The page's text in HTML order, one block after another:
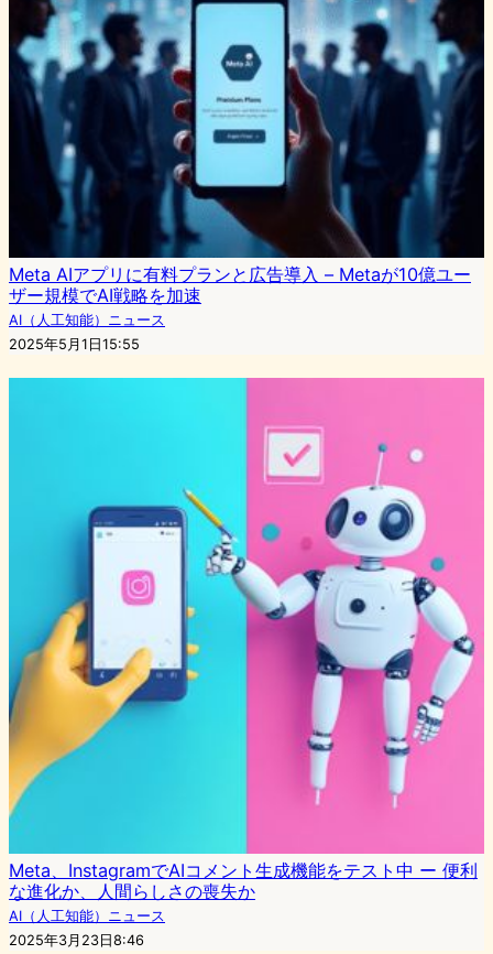
Meta AIアプリに有料プランと広告導入 – Metaが10億ユー
ザー規模でAI戦略を加速
AI（人工知能）ニュース
2025年5月1日15:55
Meta、InstagramでAIコメント生成機能をテスト中 ー 便利
な進化か、人間らしさの喪失か
AI（人工知能）ニュース
2025年3月23日8:46